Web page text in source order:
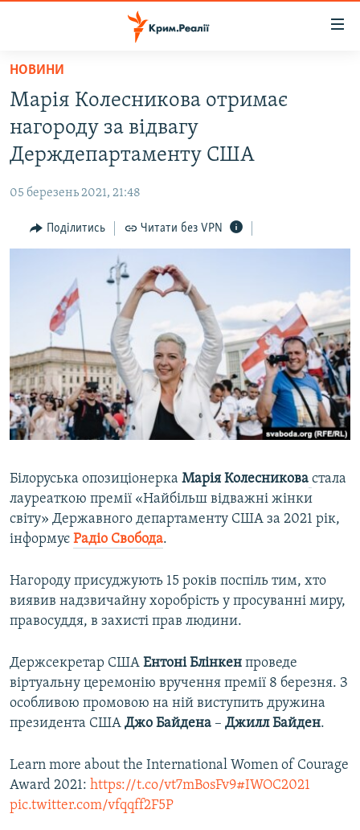
Перейти
основного
матеріалу
Перейти
до
основної
навігації
Перейти
до
ВОДА.КРИМ
ВІДЕО ТА ФОТО
БЛОГИ
ПОГЛЯД
ВСЕ ЗА ДЕНЬ
СПЕЦПРОЕКТИ
ДЕПОРТАЦІЯ
ВІДЕОУРОКИ «ELIFBE»
СВІДЧЕННЯ ОКУПАЦІЇ
УКРАЇНСЬКА ПРОБЛЕМА КРИМУ
ЯК ОБІЙТИ БЛОКУВАННЯ
Русский
Qırımtatar
Усі сайти RFE/RL
НОВИНИ
Марія Колесникова отримає
нагороду за відвагу
Держдепартаменту США
05 березень 2021, 21:48
Поділитись Читати без VPN
Білоруська опозиціонерка Марія Колесникова стала
лауреаткою премії «Найбільш відважні жінки
світу» Державного департаменту США за 2021 рік,
інформує Радіо Свобода.
Нагороду присуджують 15 років поспіль тим, хто
виявив надзвичайну хоробрість у просуванні миру,
правосуддя, в захисті прав людини.
Держсекретар США Ентоні Блінкен проведе
віртуальну церемонію вручення премії 8 березня. З
особливою промовою на ній виступить дружина
президента США Джо Байдена – Джилл Байден.
Learn more about the International Women of Courage
Award 2021: https://t.co/vt7mBosFv9#IWOC2021
pic.twitter.com/vfqqff2F5P